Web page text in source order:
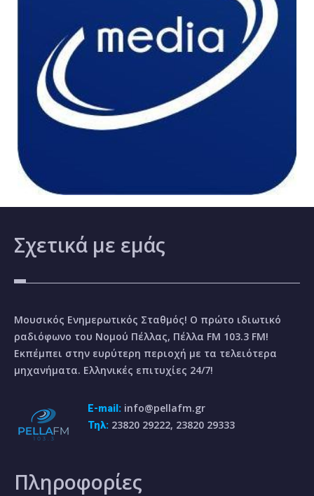
Σχετικά με εμάς
Μουσικός Ενημερωτικός Σταθμός! Ο πρώτο ιδιωτικό
ραδιόφωνο του Νομού Πέλλας, Πέλλα FM 103.3 FM!
Εκπέμπει στην ευρύτερη περιοχή με τα τελειότερα
μηχανήματα. Ελληνικές επιτυχίες 24/7!
E-mail: info@pellafm.gr
Τηλ: 23820 29222, 23820 29333
Πληροφορίες